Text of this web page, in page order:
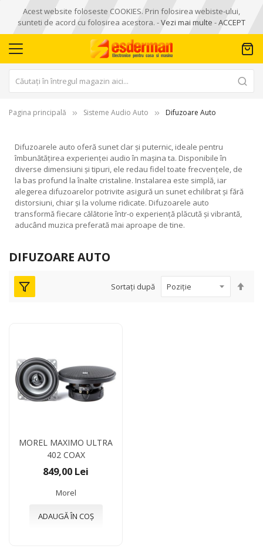
Acest website foloseste COOKIES. Prin folosirea webiste-ului,
sunteti de acord cu folosirea acestora. -Vezi mai multe -ACCEPT
Pagina principală Sisteme Audio Auto Difuzoare Auto
Difuzoarele auto oferă sunet clar și puternic, ideale pentru
îmbunătățirea experienței audio în mașina ta. Disponibile în
diverse dimensiuni și tipuri, ele redau fidel toate frecvențele, de
la bas profund la înalte cristaline. Instalarea este simplă, iar
alegerea difuzoarelor potrivite asigură un sunet echilibrat și fără
distorsiuni, chiar și la volume ridicate. Difuzoarele auto
transformă fiecare călătorie într-o experiență plăcută și vibrantă,
aducând muzica preferată mai aproape de tine.
DIFUZOARE AUTO
Sortați după
MOREL MAXIMO ULTRA
402 COAX
849,00 Lei
Morel
ADAUGĂ ÎN COȘ